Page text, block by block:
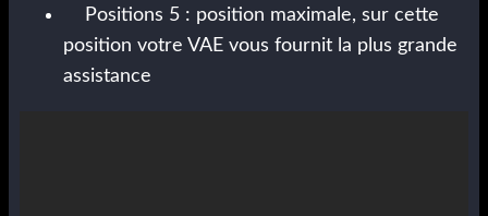
Positions 5 : position maximale, sur cette
position votre VAE vous fournit la plus grande
assistance